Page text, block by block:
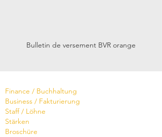
Bulletin de versement BVR orange
Finance / Buchhaltung
Business / Fakturierung
Staff / Löhne
Stärken
Broschüre